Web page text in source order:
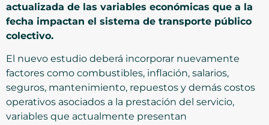
actualizada de las variables económicas que a la
fecha impactan el sistema de transporte público
colectivo.
El nuevo estudio deberá incorporar nuevamente
factores como combustibles, inflación, salarios,
seguros, mantenimiento, repuestos y demás costos
operativos asociados a la prestación del servicio,
variables que actualmente presentan